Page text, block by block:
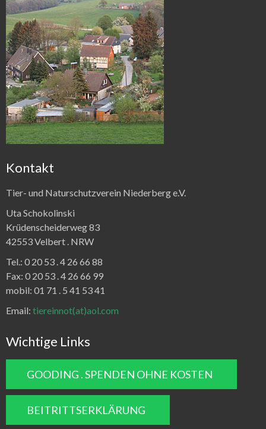
Kontakt
Tier- und Naturschutzverein Niederberg e.V.
Uta Schokolinski
Krüdenscheiderweg 83
42553 Velbert . NRW
Tel.: 0 20 53 . 4 26 66 88
Fax: 0 20 53 . 4 26 66 99
mobil: 01 71 . 5 41 53 41
Email: tiereinnot(at)aol.com
Wichtige Links
GOODING . SPENDEN OHNE KOSTEN
BEITRITTSERKLÄRUNG